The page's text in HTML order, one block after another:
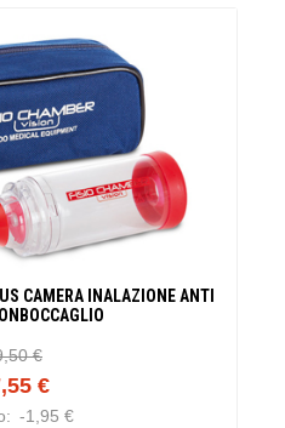
CAMERA INALAZIONE ANTI
€
€
-1,95 €